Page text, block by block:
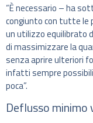
“È necessario – ha
congiunto con tutte le
un utilizzo equilibrato
di massimizzare la
senza aprire ulteriori
infatti sempre
poca”.
Deflusso minimo